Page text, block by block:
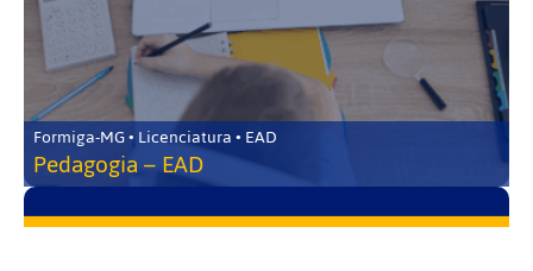
Formiga-MG • Licenciatura • EAD
Pedagogia – EAD